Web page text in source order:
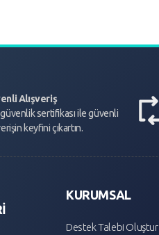
Alışveriş
güvenlik sertifikası ile güvenli
keyfini çıkartın.
KURUMSAL
Destek Talebi Oluştur